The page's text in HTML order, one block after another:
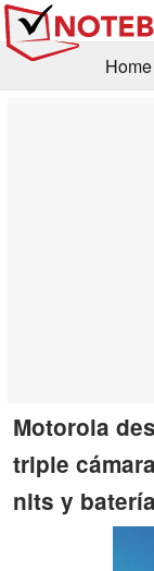
Home
Motorola
triple
nits y